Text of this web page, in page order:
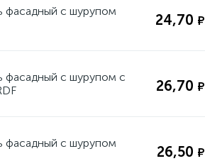
фасадный с шурупом
24,70 ₽
фасадный с шурупом с
26,70 ₽
фасадный с шурупом
26,50 ₽